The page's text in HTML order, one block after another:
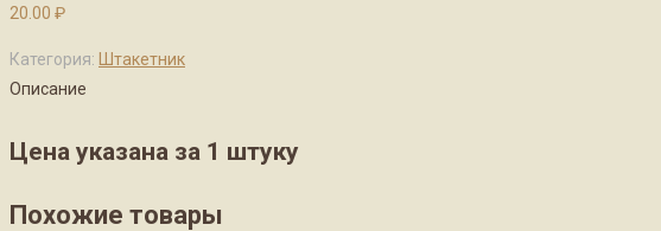
20.00 ₽
Категория:
Штакетник
Описание
Цена указана за 1 штуку
Похожие товары